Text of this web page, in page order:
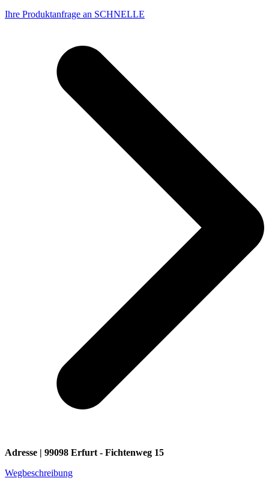
Ihre Produktanfrage an SCHNELLE
Adresse | 99098 Erfurt - Fichtenweg 15
Wegbeschreibung